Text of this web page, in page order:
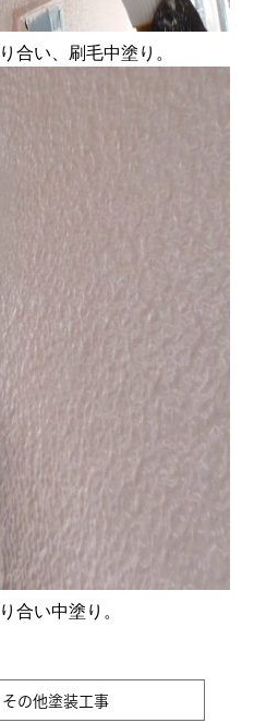
合い、刷毛中塗り。
合い中塗り。
の他塗装工事